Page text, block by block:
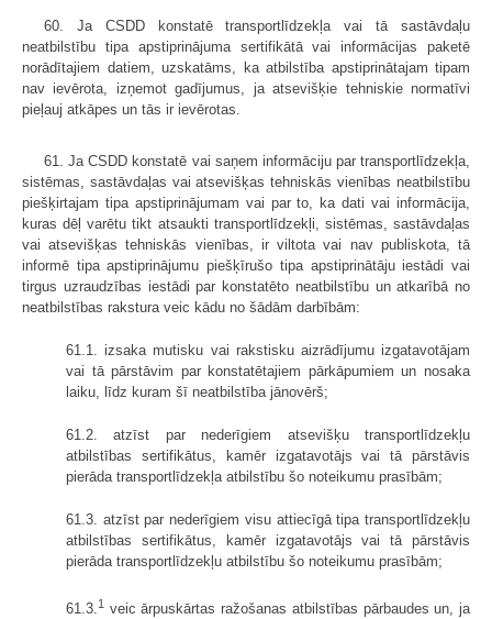
60. Ja CSDD konstatē transportlīdzekļa vai tā sastāvdaļu
neatbilstību tipa apstiprinājuma sertifikātā vai informācijas paketē
norādītajiem datiem, uzskatāms, ka atbilstība apstiprinātajam tipam
nav ievērota, izņemot gadījumus, ja atsevišķie tehniskie normatīvi
pieļauj atkāpes un tās ir ievērotas.
61. Ja CSDD konstatē vai saņem informāciju par transportlīdzekļa,
sistēmas, sastāvdaļas vai atsevišķas tehniskās vienības neatbilstību
piešķirtajam tipa apstiprinājumam vai par to, ka dati vai informācija,
kuras dēļ varētu tikt atsaukti transportlīdzekļi, sistēmas, sastāvdaļas
vai atsevišķas tehniskās vienības, ir viltota vai nav publiskota, tā
informē tipa apstiprinājumu piešķīrušo tipa apstiprinātāju iestādi vai
tirgus uzraudzības iestādi par konstatēto neatbilstību un atkarībā no
neatbilstības rakstura veic kādu no šādām darbībām:
61.1. izsaka mutisku vai rakstisku aizrādījumu izgatavotājam
vai tā pārstāvim par konstatētajiem pārkāpumiem un nosaka
laiku, līdz kuram šī neatbilstība jānovērš;
61.2. atzīst par nederīgiem atsevišķu transportlīdzekļu
atbilstības sertifikātus, kamēr izgatavotājs vai tā pārstāvis
pierāda transportlīdzekļa atbilstību šo noteikumu prasībām;
61.3. atzīst par nederīgiem visu attiecīgā tipa transportlīdzekļu
atbilstības sertifikātus, kamēr izgatavotājs vai tā pārstāvis
pierāda transportlīdzekļu atbilstību šo noteikumu prasībām;
61.3.1 veic ārpuskārtas ražošanas atbilstības pārbaudes un, ja